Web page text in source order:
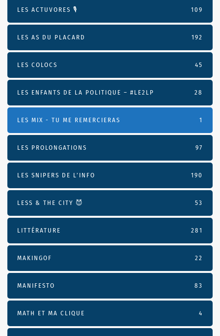
LES ACTUVORES 🎙 109
LES AS DU PLACARD 192
LES COLOCS 45
LES ENFANTS DE LA POLITIQUE – #LE2LP 28
LES MIX - TU ME REMERCIERAS 1
LES PROLONGATIONS 97
LES SNIPERS DE L’INFO 190
LESS & THE CITY 😈 53
LITTÉRATURE 281
MAKINGOF 22
MANIFESTO 83
MATH ET MA CLIQUE 4